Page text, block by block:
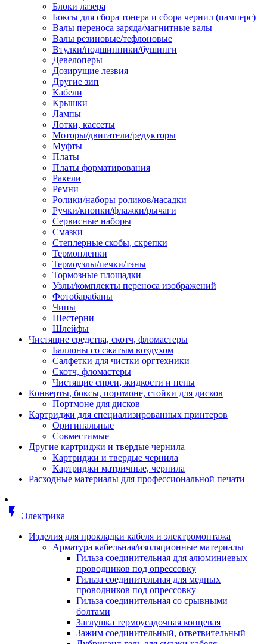
din 46236
Наконечник-гильза для медных
проводников
Пружина постоянного давления
Сжим ответвительный,
Ящик для хранения инструмента и
Анкер болтовой
Болт анкерный
Болт с т-образной головкой
Болт с шестигранной головкой
Винт с кольцом
Гайка длинная
Гайка скользящая
Гайка стопорная
Лента монтажная
Основание монтажное для
стяжек и элементов
Растворитель
Саморез
Саморез по дереву
Скоба такелажная, шакл
Стержень резьбовой
Хомут резьбовой u-образной
(стремянка)
Шайба
Шпилька резьбовая
монтажные
Деталь крепежная для несущих и и
профильных реек
Зажим для крышки системы
поддержки кабелей
Кронштейн для кабельного лотка
Крышка для кабельных лотков
лотков
Лоток кабельный лестничный
Лоток кабельный листовой
Блоки лазера
Боксы для сбора тонера и сбора чернил (памперс)
Валы переноса заряда/магнитные валы
Валы резиновые/тефлоновые
Втулки/подшипники/бушинги
Девелоперы
Дозирущие лезвия
Другие зип
Кабели
Крышки
Лампы
Лотки, кассеты
Моторы/двигатели/редукторы
Муфты
Платы
Платы форматирования
Ракели
Ремни
Ролики/наборы роликов/насадки
Ручки/кнопки/флажки/рычаги
Сервисные наборы
Смазки
Степлерные скобы, скрепки
Термопленки
Термоузлы/печки/тэны
Тормозные площадки
Узлы/комплекты переноса изображений
Фотобарабаны
Чипы
Шестерни
Шлейфы
Чистящие средства, скотч, фломастеры
Баллоны со сжатым воздухом
Салфетки для чистки оргтехники
Скотч, фломастеры
Чистящие спреи, жидкости и пены
Конверты, боксы, портмоне, стойки для дисков
Портмоне для дисков
Картриджи для специализированных принтеров
Оригинальные
Совместимые
Другие картриджи и твердые чернила
Картриджи и твердые чернила
Картриджи матричные, чернила
Расходные материалы для профессиональной печати
flash_on
Электрика
Изделия для прокладки кабеля и электромонтажа
Арматура кабельная/изоляционные материалы
Гильза соединительная для алюминиевых
проводников под опрессовку
Гильза соединительная для медных
проводников под опрессовку
Гильза соединительная со срывными
болтами
Заглушка термоусадочная концевая
Зажим соединительный, ответвительный